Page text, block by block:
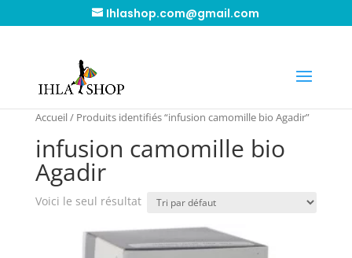
Ihlashop.com@gmail.com
Accueil/ Produits identifiés “infusion camomille bio Agadir”
infusion camomille bio
Agadir
Voici le seul résultat